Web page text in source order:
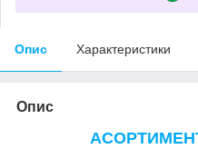
Опис Характеристики
Опис